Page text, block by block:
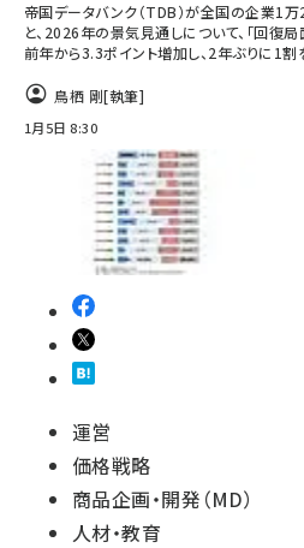
帝国データバンク（TDB）が全国の企業1
と、2026年の景気見通しについて、「回復
前年から3.3ポイント増加し、2年ぶりに1割
鳥栖 剛[執筆]
1月5日 8:30
運営
価格戦略
商品企画・開発（MD）
人材・教育